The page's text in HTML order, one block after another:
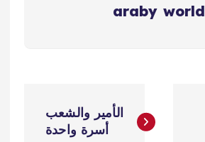
araby world
الأمير والشعب
أسرة واحدة